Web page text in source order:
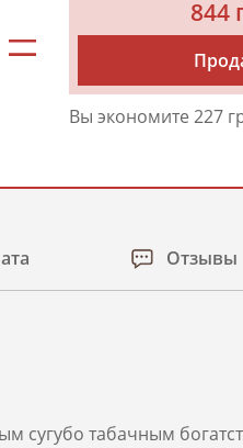
844
Вы экономите 227
Отзывы
сугубо табачным